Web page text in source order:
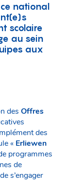
national
scolaire
au sein
aux
des Offres
des
« Erliewen
programmes
de
s’engager